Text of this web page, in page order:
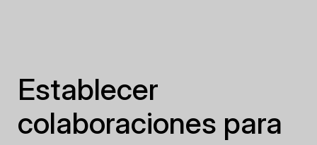
Establecer
colaboraciones para